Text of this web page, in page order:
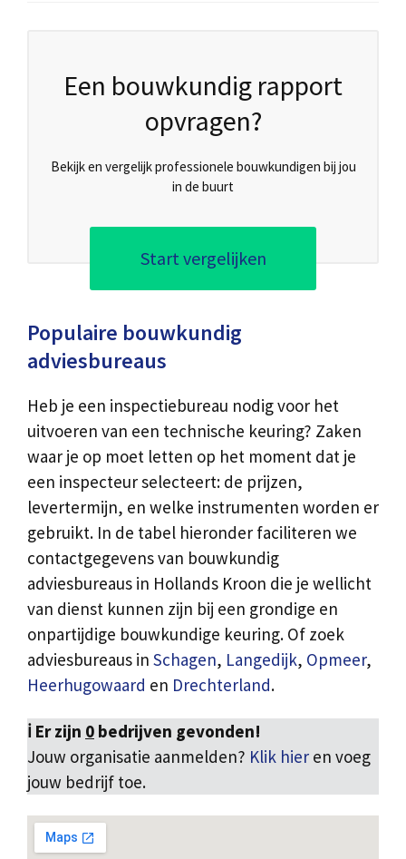
Een bouwkundig rapport
opvragen?
Bekijk en vergelijk professionele bouwkundigen bij jou
in de buurt
Start vergelijken
Populaire bouwkundig
adviesbureaus
Heb je een inspectiebureau nodig voor het
uitvoeren van een technische keuring? Zaken
waar je op moet letten op het moment dat je
een inspecteur selecteert: de prijzen,
levertermijn, en welke instrumenten worden er
gebruikt. In de tabel hieronder faciliteren we
contactgegevens van bouwkundig
adviesbureaus in Hollands Kroon die je wellicht
van dienst kunnen zijn bij een grondige en
onpartijdige bouwkundige keuring. Of zoek
adviesbureaus in Schagen, Langedijk, Opmeer,
Heerhugowaard en Drechterland.
ℹ️ Er zijn 0 bedrijven gevonden!
Jouw organisatie aanmelden? Klik hier en voeg
jouw bedrijf toe.